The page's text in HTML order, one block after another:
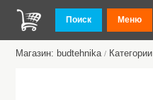
Поиск Меню
Магазин: budtehnika / Категории